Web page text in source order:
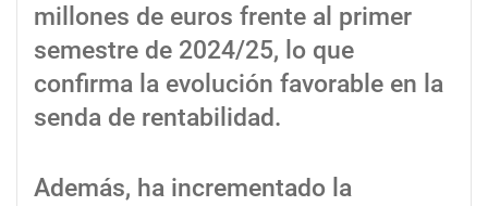
millones de euros frente al primer
semestre de 2024/25, lo que
confirma la evolución favorable en la
senda de rentabilidad.
Además, ha incrementado la